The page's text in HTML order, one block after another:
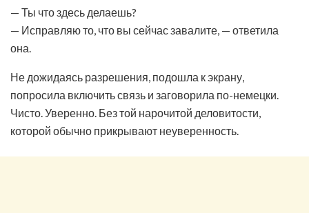
— Ты что здесь делаешь?
— Исправляю то, что вы сейчас завалите, — ответила
она.
Не дожидаясь разрешения, подошла к экрану,
попросила включить связь и заговорила по-немецки.
Чисто. Уверенно. Без той нарочитой деловитости,
которой обычно прикрывают неуверенность.